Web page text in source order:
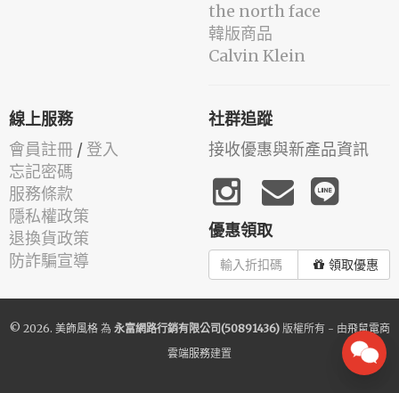
the north face
韓版商品
Calvin Klein
線上服務
會員註冊 / 登入
忘記密碼
服務條款
隱私權政策
退換貨政策
防詐騙宣導
社群追蹤
接收優惠與新產品資訊
優惠領取
領取優惠
© 2026. 美飾風格為 永富網路行銷有限公司(50891436)版權所有 - 由飛鼠電商
雲端服務建置